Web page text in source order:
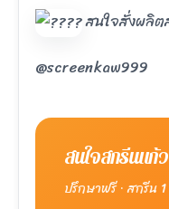
สนใจสั่งผลิต
@screenkaw999
สนใจสกรีนแก้
ปรึกษาฟรี · สกรีน